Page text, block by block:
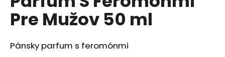
5
hviezdičiek.
Pre Mužov 50 ml
Pánsky parfum s feromónmi
a
m